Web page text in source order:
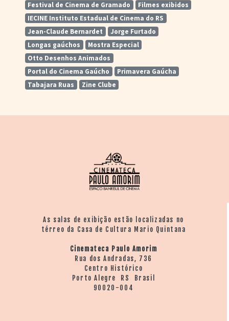
Festival de Cinema de Gramado
Filmes exibidos
IECINE Instituto Estadual de Cinema do RS
Jean-Claude Bernardet
Jorge Furtado
Longas gaúchos
Mostra Especial
Otto Desenhos Animados
Portal do Cinema Gaúcho
Primavera Gaúcha
Tabajara Ruas
Zine Clube
As salas de exibição estão localizadas no
térreo da Casa de Cultura Mario Quintana
Cinemateca Paulo Amorim
Rua dos Andradas, 736
Centro Histórico
Porto Alegre RS Brasil
90020-004